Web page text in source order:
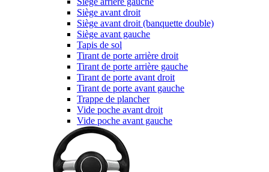
Siège avant droit
Siège avant droit (banquette double)
Siège avant gauche
Tapis de sol
Tirant de porte arrière droit
Tirant de porte arrière gauche
Tirant de porte avant droit
Tirant de porte avant gauche
Trappe de plancher
Vide poche avant droit
Vide poche avant gauche